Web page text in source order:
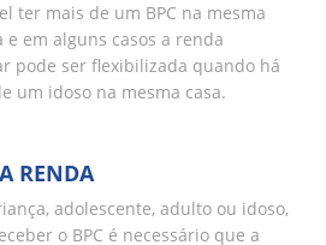
ter mais de um BPC na mesma
e em alguns casos a renda
pode ser flexibilizada quando há
um idoso na mesma casa.
RENDA
adolescente, adulto ou idoso,
o BPC é necessário que a